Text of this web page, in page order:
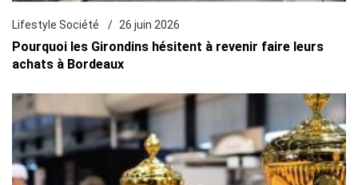
Lifestyle Société 26 juin 2026
Pourquoi les Girondins hésitent à revenir faire leurs
achats à Bordeaux